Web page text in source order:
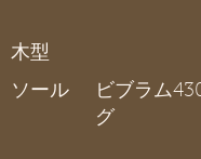
木型
ソール
ビブラム
グ